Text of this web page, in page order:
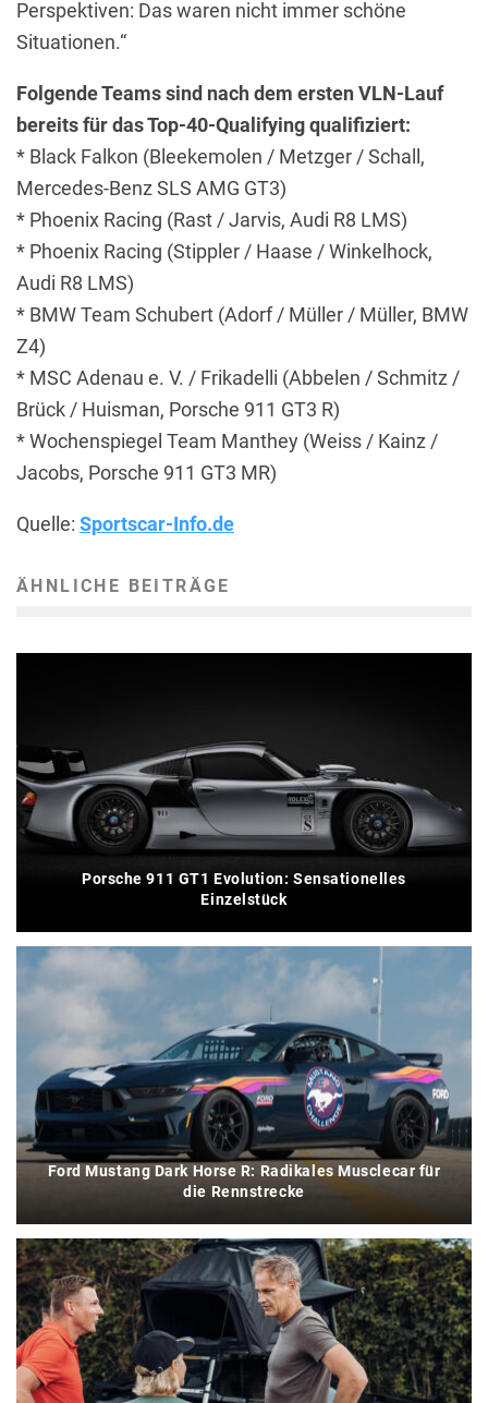
Perspektiven: Das waren nicht immer schöne
Situationen.“
Folgende Teams sind nach dem ersten VLN-Lauf
bereits für das Top-40-Qualifying qualifiziert:
* Black Falkon (Bleekemolen / Metzger / Schall,
Mercedes-Benz SLS AMG GT3)
* Phoenix Racing (Rast / Jarvis, Audi R8 LMS)
* Phoenix Racing (Stippler / Haase / Winkelhock,
Audi R8 LMS)
* BMW Team Schubert (Adorf / Müller / Müller, BMW
Z4)
* MSC Adenau e. V. / Frikadelli (Abbelen / Schmitz /
Brück / Huisman, Porsche 911 GT3 R)
* Wochenspiegel Team Manthey (Weiss / Kainz /
Jacobs, Porsche 911 GT3 MR)
Quelle: Sportscar-Info.de
ÄHNLICHE BEITRÄGE
Porsche 911 GT1 Evolution: Sensationelles
Einzelstück
Ford Mustang Dark Horse R: Radikales Musclecar für
die Rennstrecke